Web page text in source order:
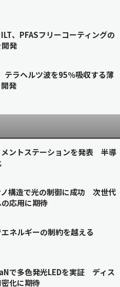
、PFASフリーコーティングの
発
テラヘルツ波を95％吸収する薄
発
メントステーションを発表 半導
ノ構造で光の制御に成功 次世代
応用に期待
ネルギーの制約を越える
で多色発光LEDを実証 ディス
化に期待